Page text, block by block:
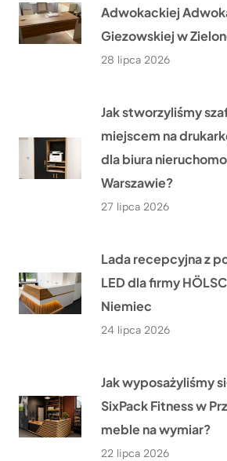
Adwokackiej
Giezowskiej w
28 lipca 2026
Jak stworzyliśmy
miejscem na
dla biura
Warszawie?
27 lipca 2026
Lada recepcyjna z
LED dla firmy
Niemiec
24 lipca 2026
Jak wyposażyliśmy
SixPack Fitness w
meble na wymiar?
22 lipca 2026